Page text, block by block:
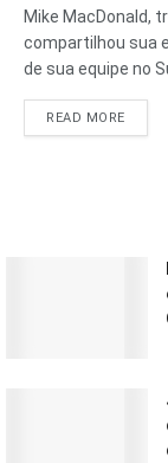
Mike MacDonald,
compartilhou sua
de sua equipe no
READ MORE